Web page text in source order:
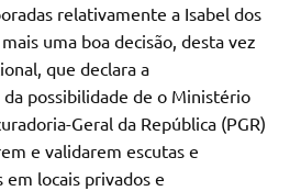
relativamente a Isabel dos
uma boa decisão, desta vez
que declara a
possibilidade de o Ministério
Geral da República (PGR)
e validarem escutas e
locais privados e